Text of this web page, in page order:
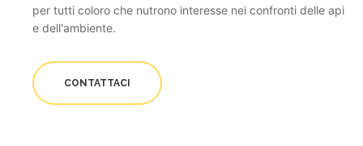
per tutti coloro che nutrono interesse nei confronti delle api
e dell'ambiente.
CONTATTACI